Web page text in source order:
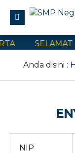
Profile
Civitas
Program Sekolah
SELAMAT
Anda disini :
NIP